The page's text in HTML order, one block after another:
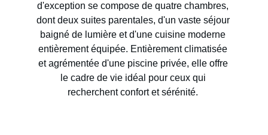
d'exception se compose de quatre chambres,
dont deux suites parentales, d'un vaste séjour
baigné de lumière et d'une cuisine moderne
entièrement équipée. Entièrement climatisée
et agrémentée d'une piscine privée, elle offre
le cadre de vie idéal pour ceux qui
recherchent confort et sérénité.